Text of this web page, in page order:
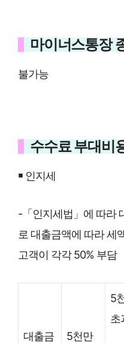
마이너스통장
불가능
수수료 부대비
￭ 인지세
-「인지세법」에 따라
로 대출금액에 따라 세
고객이 각각 50% 부담
대출금
5천만
5
초